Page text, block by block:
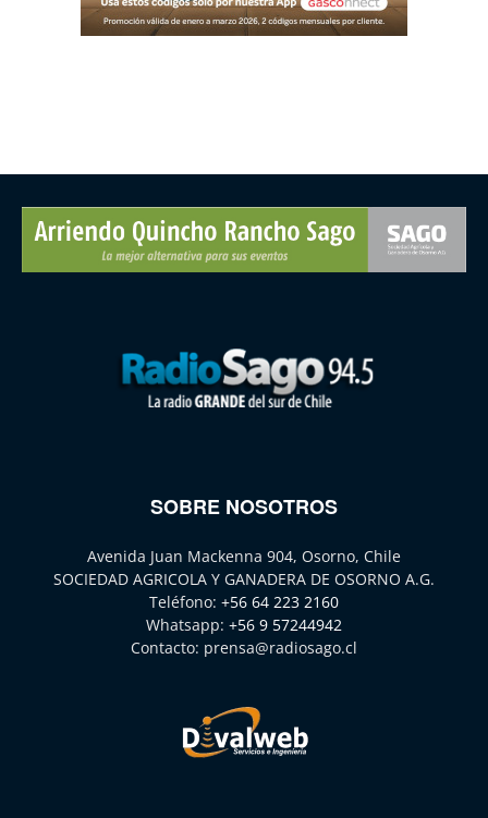
SOBRE NOSOTROS
Avenida Juan Mackenna 904, Osorno, Chile
SOCIEDAD AGRICOLA Y GANADERA DE OSORNO A.G.
Teléfono: +56 64 223 2160
Whatsapp: +56 9 57244942
Contacto: prensa@radiosago.cl